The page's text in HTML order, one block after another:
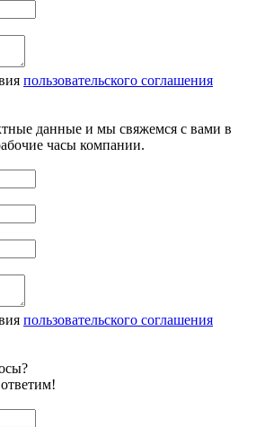
пользовательского соглашения
данные и мы свяжемся с вами в
часы компании.
пользовательского соглашения